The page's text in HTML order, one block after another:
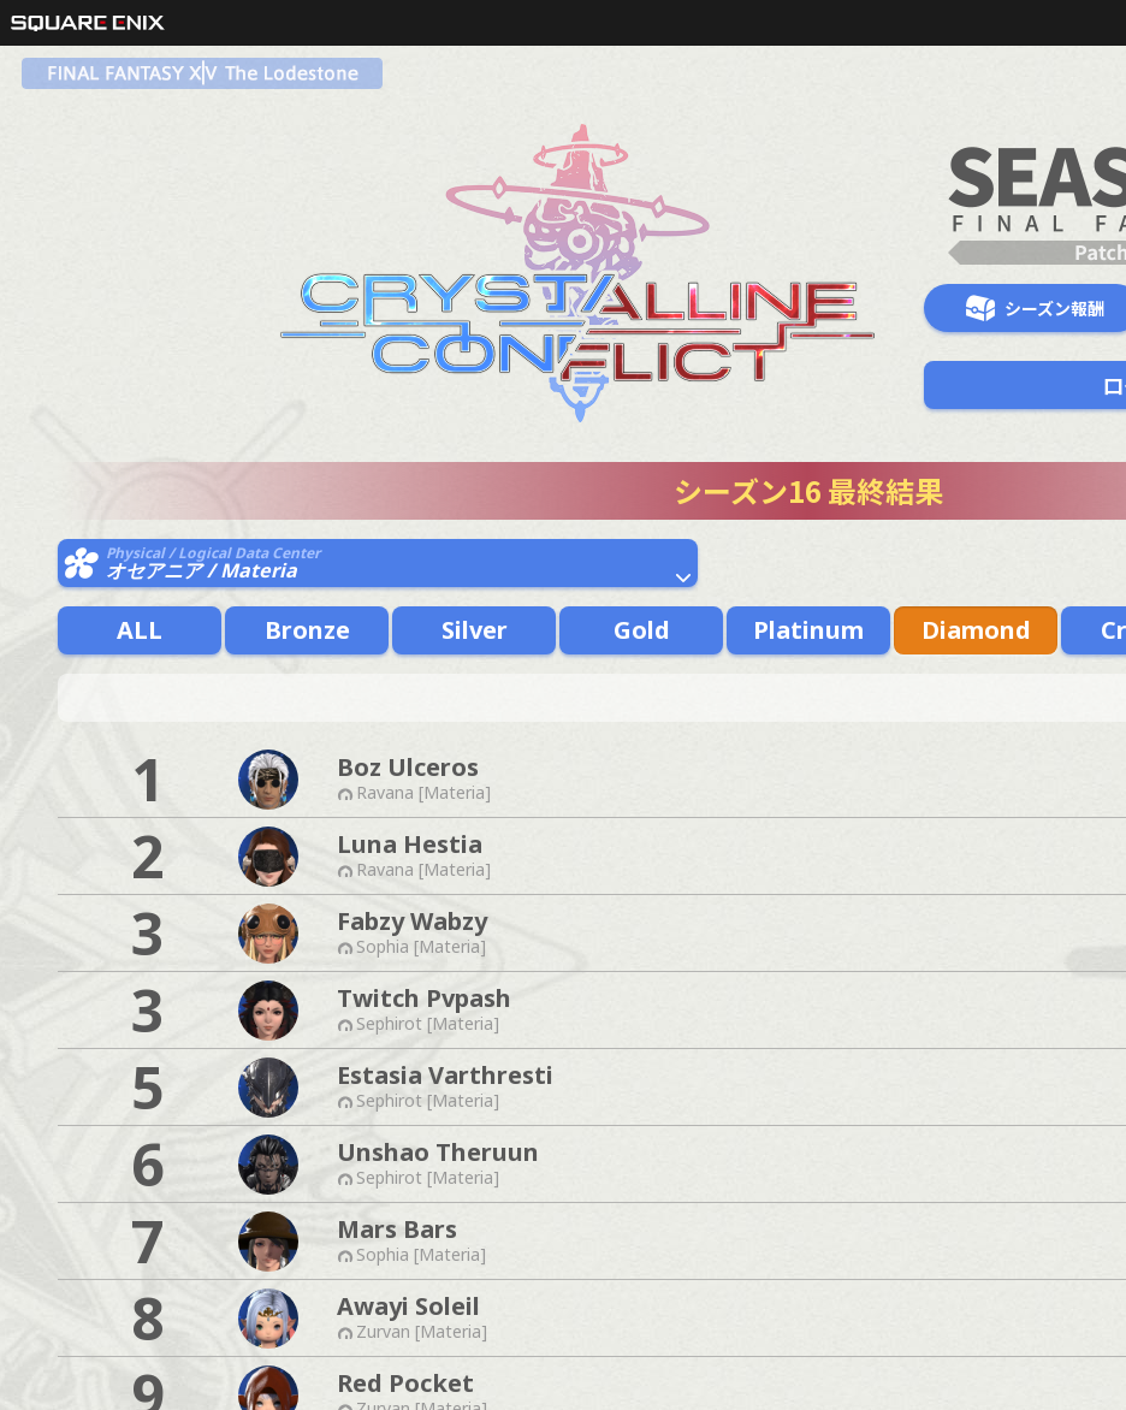
シーズン報酬
シーズン16 最終結果
Physical / Logical Data Center
オセアニア / Materia
ALL Bronze Silver Gold Platinum Diamond
1 Boz Ulceros
Ravana [Materia]
2 Luna Hestia
Ravana [Materia]
3 Fabzy Wabzy
Sophia [Materia]
3 Twitch Pvpash
Sephirot [Materia]
5 Estasia Varthresti
Sephirot [Materia]
6 Unshao Theruun
Sephirot [Materia]
7 Mars Bars
Sophia [Materia]
8 Awayi Soleil
Zurvan [Materia]
9 Red Pocket